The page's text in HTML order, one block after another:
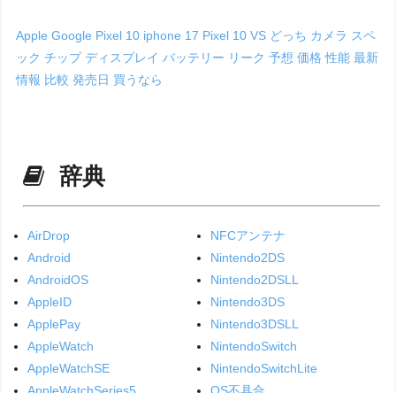
AppleGoogle Pixel 10 iphone 17 Pixel 10VS どっち カメラ スペ
ックチップディスプレイバッテリー リーク予想価格性能最新
情報 比較発売日 買うなら
辞典
AirDrop
Android
AndroidOS
AppleID
ApplePay
AppleWatch
AppleWatchSE
AppleWatchSeries5
NFCアンテナ
Nintendo2DS
Nintendo2DSLL
Nintendo3DS
Nintendo3DSLL
NintendoSwitch
NintendoSwitchLite
OS不具合